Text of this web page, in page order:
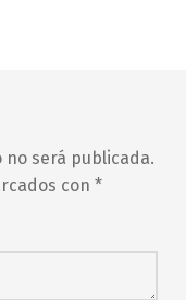
será publicada.
con *